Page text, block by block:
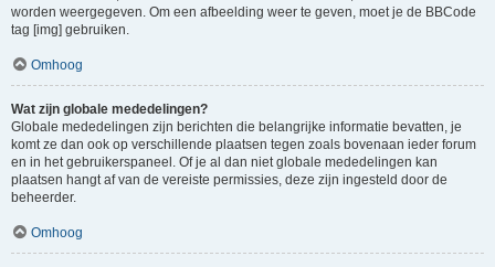
worden weergegeven. Om een afbeelding weer te geven, moet je de BBCode
tag [img] gebruiken.
Omhoog
Wat zijn globale mededelingen?
Globale mededelingen zijn berichten die belangrijke informatie bevatten, je
komt ze dan ook op verschillende plaatsen tegen zoals bovenaan ieder forum
en in het gebruikerspaneel. Of je al dan niet globale mededelingen kan
plaatsen hangt af van de vereiste permissies, deze zijn ingesteld door de
beheerder.
Omhoog